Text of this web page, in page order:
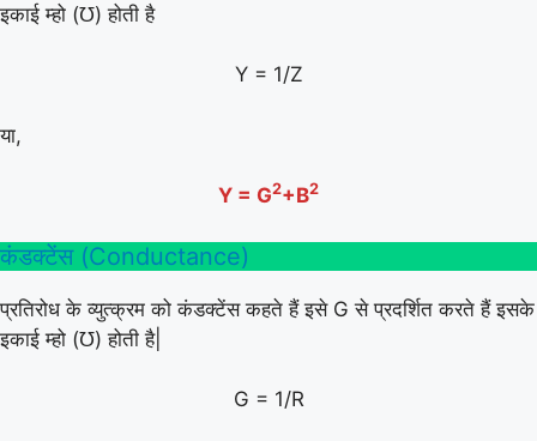
इकाई म्हो (℧) होती है
Y = 1/Z
या,
Y = G2+B2
कंडक्टेंस (Conductance)
प्रतिरोध के व्युत्क्रम को कंडक्टेंस कहते हैं इसे G से प्रदर्शित करते हैं इसके
इकाई म्हो (℧) होती है|
G = 1/R